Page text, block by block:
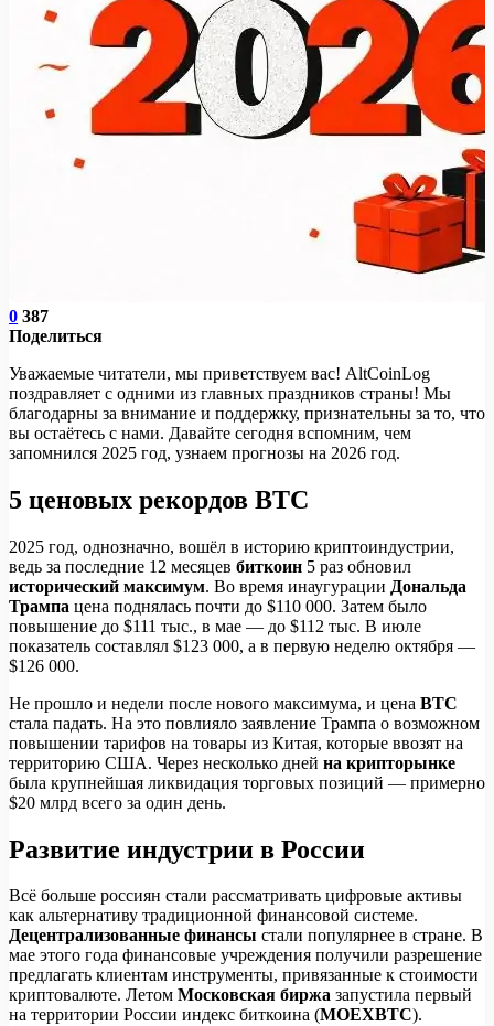
0 387
Поделиться
Уважаемые читатели, мы приветствуем вас! AltCoinLog
поздравляет с одними из главных праздников страны! Мы
благодарны за внимание и поддержку, признательны за то, что
вы остаётесь с нами. Давайте сегодня вспомним, чем
запомнился 2025 год, узнаем прогнозы на 2026 год.
5 ценовых рекордов BTC
2025 год, однозначно, вошёл в историю криптоиндустрии,
ведь за последние 12 месяцев биткоин 5 раз обновил
исторический максимум. Во время инаугурации Дональда
Трампа цена поднялась почти до $110 000. Затем было
повышение до $111 тыс., в мае — до $112 тыс. В июле
показатель составлял $123 000, а в первую неделю октября —
$126 000.
Не прошло и недели после нового максимума, и цена BTC
стала падать. На это повлияло заявление Трампа о возможном
повышении тарифов на товары из Китая, которые ввозят на
территорию США. Через несколько дней на крипторынке
была крупнейшая ликвидация торговых позиций — примерно
$20 млрд всего за один день.
Развитие индустрии в России
Всё больше россиян стали рассматривать цифровые активы
как альтернативу традиционной финансовой системе.
Децентрализованные финансы стали популярнее в стране. В
мае этого года финансовые учреждения получили разрешение
предлагать клиентам инструменты, привязанные к стоимости
криптовалюте. Летом Московская биржа запустила первый
на территории России индекс биткоина (MOEXBTC).